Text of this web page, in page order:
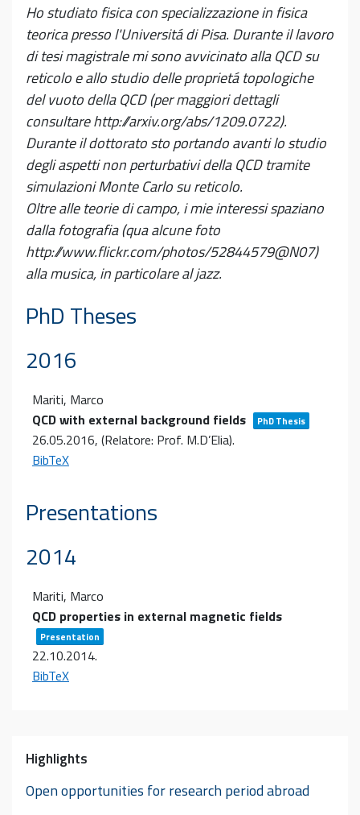
Ho studiato fisica con specializzazione in fisica
teorica presso l'Universitádi Pisa. Durante il lavoro
di tesi magistrale mi sono avvicinato alla QCD su
reticolo e allo studio delle proprietá topologiche
del vuoto della QCD (per maggiori dettagli
consultare http://arxiv.org/abs/1209.0722).
Durante il dottorato sto portando avanti lo studio
degli aspetti non perturbativi della QCD tramite
simulazioni Monte Carlo su reticolo.
Oltre alle teorie di campo, i mie interessi spaziano
dalla fotografia (qua alcune foto
http://www.flickr.com/photos/52844579@N07)
alla musica, in particolare al jazz.
PhD Theses
2016
Mariti, Marco
QCD with external background fields
PhD Thesis
26.05.2016, (Relatore: Prof. M.D’Elia).
BibTeX
Presentations
2014
Mariti, Marco
QCD properties in external magnetic fields
Presentation
22.10.2014.
BibTeX
Highlights
Open opportunities for research period abroad